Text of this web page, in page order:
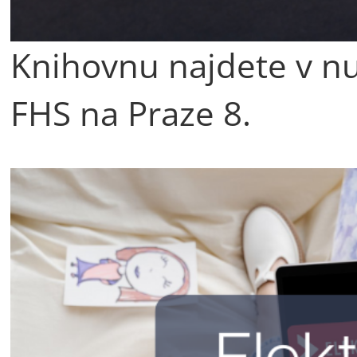
Knihovnu najdete v
FHS na Praze 8.